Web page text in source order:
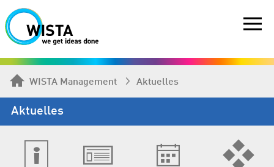
WISTA Management Aktuelles
Aktuelles